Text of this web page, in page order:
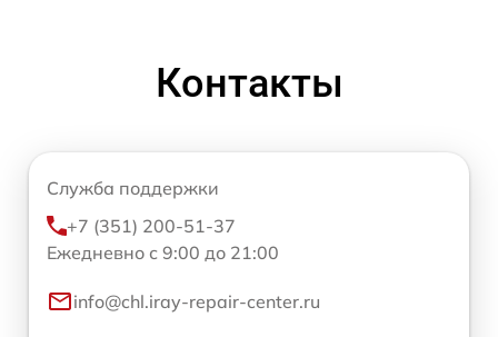
Контакты
Служба поддержки
+7 (351) 200-51-37
Ежедневно с 9:00 до 21:00
info@chl.iray-repair-center.ru